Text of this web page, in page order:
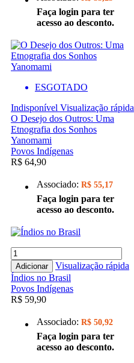
Faça login para ter
acesso ao desconto.
ESGOTADO
Indisponível Visualização rápida
O Desejo dos Outros: Uma
Etnografia dos Sonhos
Yanomami
Povos Indígenas
R$ 64,90
Associado: R$ 55,17
Faça login para ter
acesso ao desconto.
Adicionar
Visualização rápida
Índios no Brasil
Povos Indígenas
R$ 59,90
Associado: R$ 50,92
Faça login para ter
acesso ao desconto.